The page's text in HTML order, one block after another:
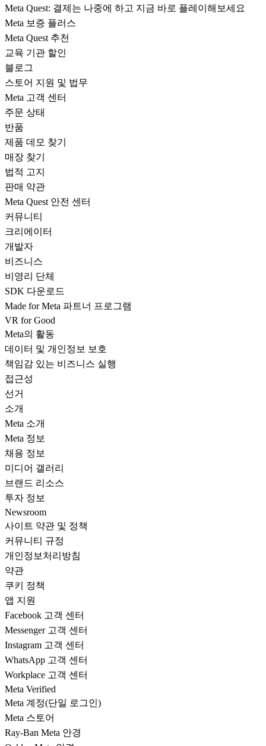
Meta Quest: 결제는 나중에 하고 지금 바로 플레이해보세요
Meta 보증 플러스
Meta Quest 추천
교육 기관 할인
블로그
스토어 지원 및 법무
Meta 고객 센터
주문 상태
반품
제품 데모 찾기
매장 찾기
법적 고지
판매 약관
Meta Quest 안전 센터
커뮤니티
크리에이터
개발자
비즈니스
비영리 단체
SDK 다운로드
Made for Meta 파트너 프로그램
VR for Good
Meta의 활동
데이터 및 개인정보 보호
책임감 있는 비즈니스 실행
접근성
선거
소개
Meta 소개
Meta 정보
채용 정보
미디어 갤러리
브랜드 리소스
투자 정보
Newsroom
사이트 약관 및 정책
커뮤니티 규정
개인정보처리방침
약관
쿠키 정책
앱 지원
Facebook 고객 센터
Messenger 고객 센터
Instagram 고객 센터
WhatsApp 고객 센터
Workplace 고객 센터
Meta Verified
Meta 계정(단일 로그인)
Meta 스토어
Ray-Ban Meta 안경